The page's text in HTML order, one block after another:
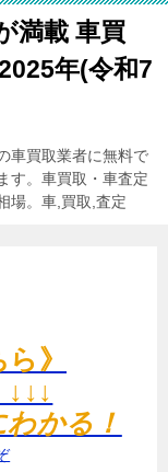
満載 車買
年(令和7
車買取業者に無料で
す。車買取・車査定
場。車,買取,査定
》
かる！